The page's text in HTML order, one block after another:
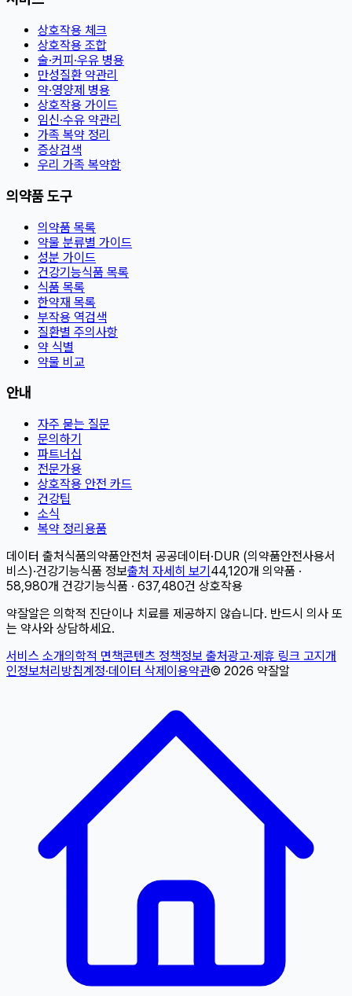
상호작용 체크
상호작용 조합
술·커피·우유 병용
만성질환 약관리
약·영양제 병용
상호작용 가이드
임신·수유 약관리
가족 복약 정리
증상검색
우리 가족 복약함
의약품 도구
의약품 목록
약물 분류별 가이드
성분 가이드
건강기능식품 목록
식품 목록
한약재 목록
부작용 역검색
질환별 주의사항
약 식별
약물 비교
안내
자주 묻는 질문
문의하기
파트너십
전문가용
상호작용 안전 카드
건강팁
소식
복약 정리용품
데이터 출처식품의약품안전처 공공데이터·DUR (의약품안전사용서
비스)·건강기능식품 정보출처 자세히 보기44,120개 의약품 ·
58,980개 건강기능식품 · 637,480건 상호작용
약잘알은 의학적 진단이나 치료를 제공하지 않습니다. 반드시 의사 또
는 약사와 상담하세요.
서비스 소개의학적 면책콘텐츠 정책정보 출처광고·제휴 링크 고지개
인정보처리방침계정·데이터 삭제이용약관© 2026 약잘알